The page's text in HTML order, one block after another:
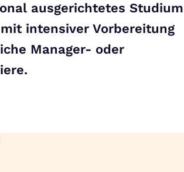
ausgerichtetes Studium
intensiver Vorbereitung
Manager- oder